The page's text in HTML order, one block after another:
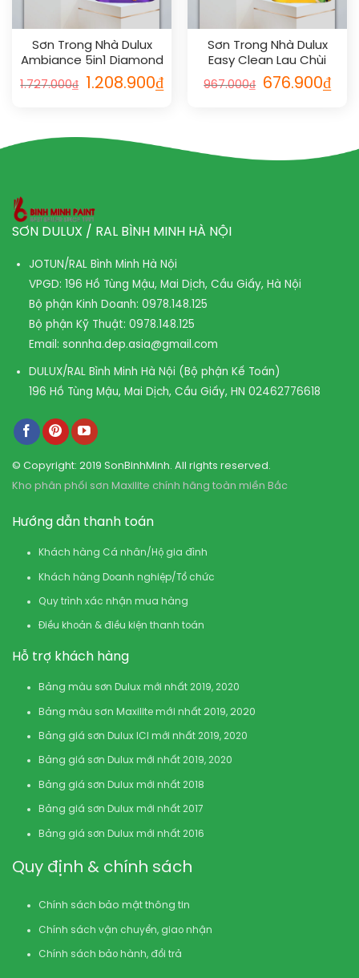
Sơn Trong Nhà Dulux
Ambiance 5in1 Diamond
Glow Siêu Cao Cấp 5L
1.727.000₫ 1.208.900₫
Sơn Trong Nhà Dulux
Easy Clean Lau Chùi
Vượt Bậc 5L
967.000₫ 676.900₫
SƠN DULUX / RAL BÌNH MINH HÀ NỘI
JOTUN/RAL Bình Minh Hà Nội
VPGD: 196 Hồ Tùng Mậu, Mai Dịch, Cầu Giấy, Hà Nội
Bộ phận Kinh Doanh: 0978.148.125
Bộ phận Kỹ Thuật: 0978.148.125
Email: sonnha.dep.asia@gmail.com
DULUX/RAL Bình Minh Hà Nội (Bộ phận Kế Toán)
196 Hồ Tùng Mậu, Mai Dịch, Cầu Giấy, HN 02462776618
© Copyright: 2019 SonBinhMinh. All rights reserved.
Kho phân phối sơn Maxilite chính hãng toàn miền Bắc
Hướng dẫn thanh toán
Khách hàng Cá nhân/Hộ gia đình
Khách hàng Doanh nghiệp/Tổ chức
Quy trình xác nhận mua hàng
Điều khoản & điều kiện thanh toán
Hỗ trợ khách hàng
Bảng màu sơn Dulux mới nhất 2019, 2020
Bảng màu sơn Maxilite mới nhất 2019, 2020
Bảng giá sơn Dulux ICI mới nhất 2019, 2020
Bảng giá sơn Dulux mới nhất 2019, 2020
Bảng giá sơn Dulux mới nhất 2018
Bảng giá sơn Dulux mới nhất 2017
Bảng giá sơn Dulux mới nhất 2016
Quy định & chính sách
Chính sách bảo mật thông tin
Chính sách vận chuyển, giao nhận
Chính sách bảo hành, đổi trả